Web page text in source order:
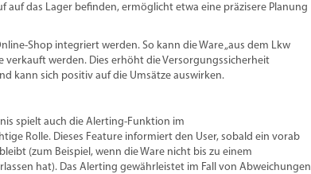
auf das Lager befinden, ermöglicht etwa eine präzisere Planung
Shop integriert werden. So kann die Ware „aus dem Lkw
verkauft werden. Dies erhöht die Versorgungssicherheit
kann sich positiv auf die Umsätze auswirken.
spielt auch die Alerting-Funktion im
Rolle. Dieses Feature informiert den User, sobald ein vorab
(zum Beispiel, wenn die Ware nicht bis zu einem
hat). Das Alerting gewährleistet im Fall von Abweichungen